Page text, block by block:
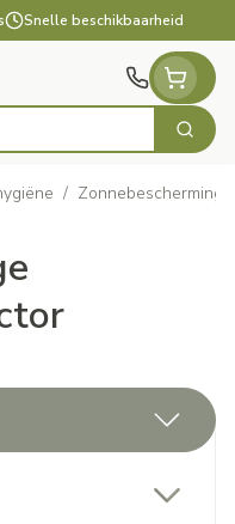
Snelle beschikbaarheid
Zoek
/ Zonnebescherming